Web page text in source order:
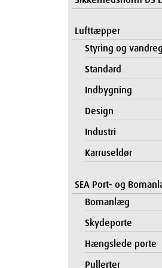
Lufttæpper
Styring og
Standard
Indbygning
Design
Industri
Karruseldør
SEA Port- og
Bomanlæg
Skydeporte
Hængslede porte
Pullerter